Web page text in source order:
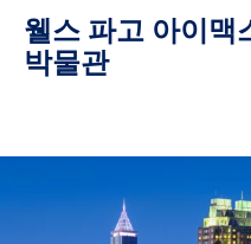
웰스 파고 아이맥
박물관